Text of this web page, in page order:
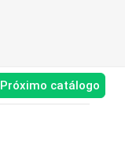
Próximo catálogo